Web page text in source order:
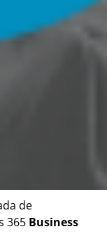
de
365 Business